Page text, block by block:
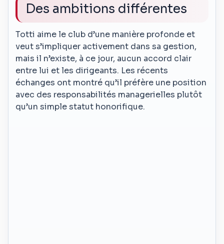
Des ambitions différentes
Totti aime le club d’une manière profonde et
veut s’impliquer activement dans sa gestion,
mais il n’existe, à ce jour, aucun accord clair
entre lui et les dirigeants. Les récents
échanges ont montré qu’il préfère une position
avec des responsabilités managerielles plutôt
qu’un simple statut honorifique.